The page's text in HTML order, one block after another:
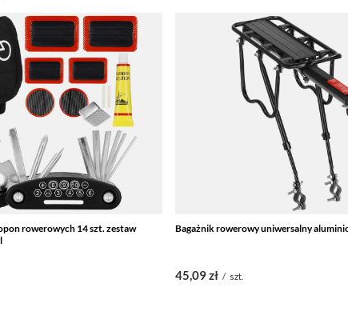
rowerowych 14 szt. zestaw
Bagażnik rowerowy uniwersalny
45,09 zł / szt.